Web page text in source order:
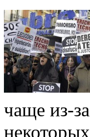
чаще из-